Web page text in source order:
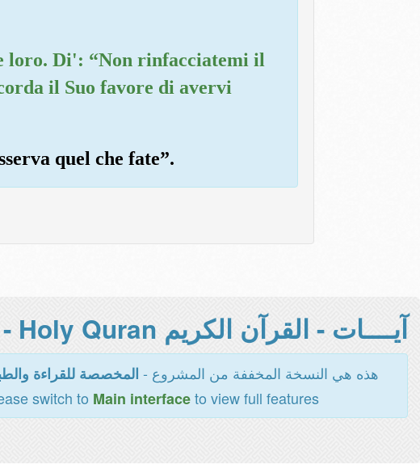
loro. Di': “Non rinfacciatemi il
il Suo favore di avervi
quel che fate”.
آيــــات - القرآن الكريم Holy Quran -
هذه هي النسخة المخففة من المشروع - المخصصة للقراءة
switch to Main interfaceto view full features